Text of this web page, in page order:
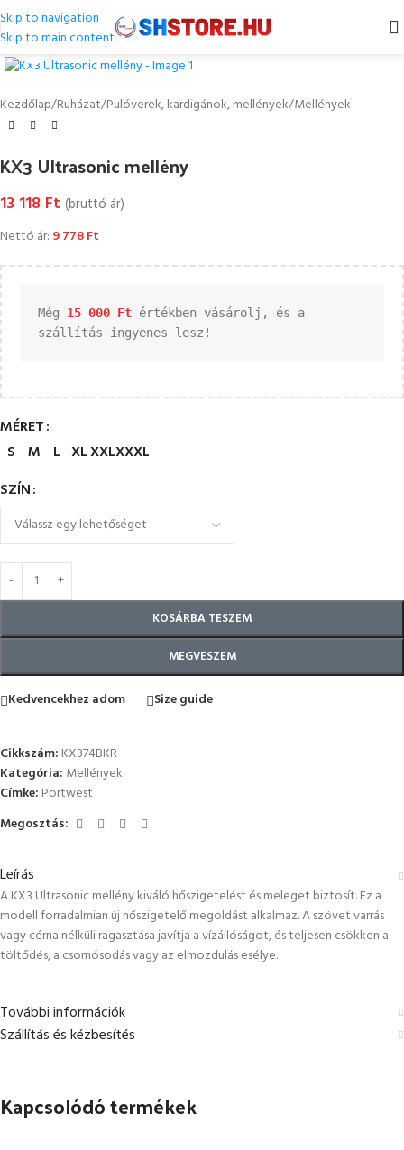
Skip to navigation
Skip to main content
Kattintson a nagyításhoz
Kezdőlap/Ruházat/Pulóverek, kardigánok, mellények/Mellények
KX3 Ultrasonic mellény
13 118 Ft (bruttó ár)
Nettó ár: 9 778Ft
Még 15 000 Ft értékben vásárolj, és a
szállítás ingyenes lesz!
MÉRET
S M L XLXXLXXXL
SZÍN
KOSÁRBA TESZEM
MEGVESZEM
Kedvencekhez adom Size guide
Cikkszám: KX374BKR
Kategória: Mellények
Címke: Portwest
Megosztás:
Leírás
A KX3 Ultrasonic mellény kiváló hőszigetelést és meleget biztosít. Ez a
modell forradalmian új hőszigetelő megoldást alkalmaz. A szövet varrás
vagy cérna nélküli ragasztása javítja a vízállóságot, és teljesen csökken a
töltődés, a csomósodás vagy az elmozdulás esélye.
További információk
Szállítás és kézbesítés
Kapcsolódó termékek